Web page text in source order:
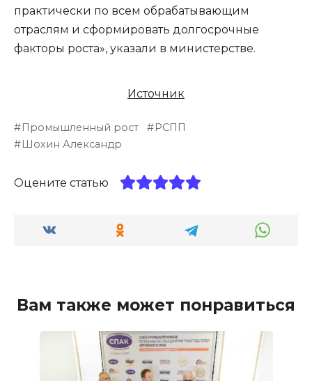
практически по всем обрабатывающим
отраслям и сформировать долгосрочные
факторы роста», указали в министерстве.
Источник
Промышленный рост
РСПП
Шохин Александр
Оцените статью
Вам также может понравиться